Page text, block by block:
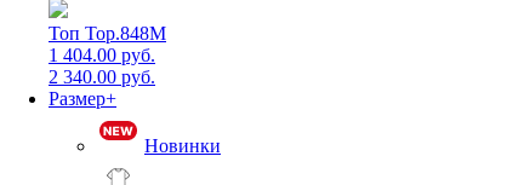
Топ Top.848M
1 404.00 руб.
2 340.00 руб.
Размер+
Новинки